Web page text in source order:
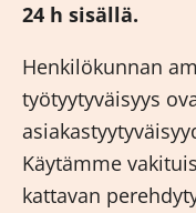
24 h sisällä.
Henkilökunnan
työtyytyväisyys
Käytämme
kattavan